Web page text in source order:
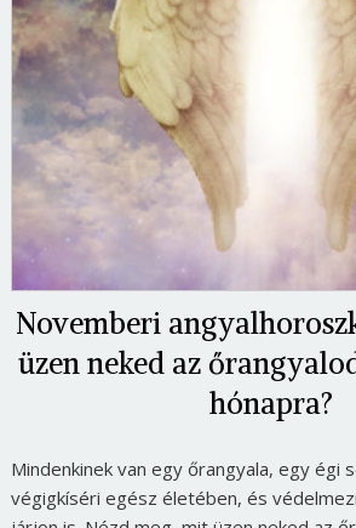
Novemberi
üzen neked az
hónapra?
Mindenkinek van egy őrangyala, egy égi
végigkíséri egész életében, és